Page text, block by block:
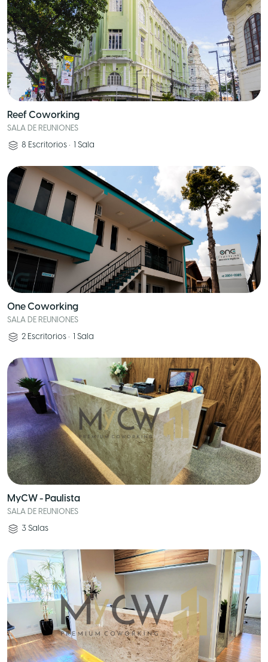
Reef Coworking
SALA DE REUNIONES
8 Escritorios • 1 Sala
One Coworking
SALA DE REUNIONES
2 Escritorios • 1 Sala
MyCW - Paulista
SALA DE REUNIONES
3 Salas